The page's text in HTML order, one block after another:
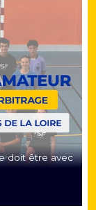
doit être avec